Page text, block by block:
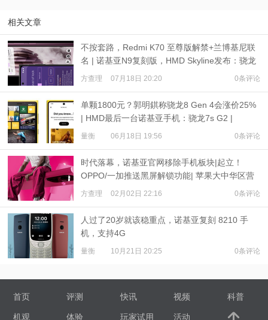
相关文章
不按套路，Redmi K70 至尊版解禁+兰博基尼联
名 | 诺基亚N9复刻版，HMD Skyline发布：骁龙
7s Gen 2
方查理 07月18日 20:20 0条评论
单颗1800元？郭明錤称骁龙8 Gen 4会涨价25%
| HMD最后一台诺基亚手机：骁龙7s G2 |
iPhone 16尺寸出炉
量衡 06月18日 19:56 0条评论
时代落幕，诺基亚官网移除手机板块|起立！
OPPO/一加推送黑屏解锁功能| 苹果大中华区营
收下降13%
方查理 02月02日 22:16 0条评论
人过了20岁就该稳重点，诺基亚复刻 8210 手
机，支持4G
量衡 10月21日 20:25 0条评论
首页 评测 快讯 视频 科普
机观 体验 玩家试用 活动